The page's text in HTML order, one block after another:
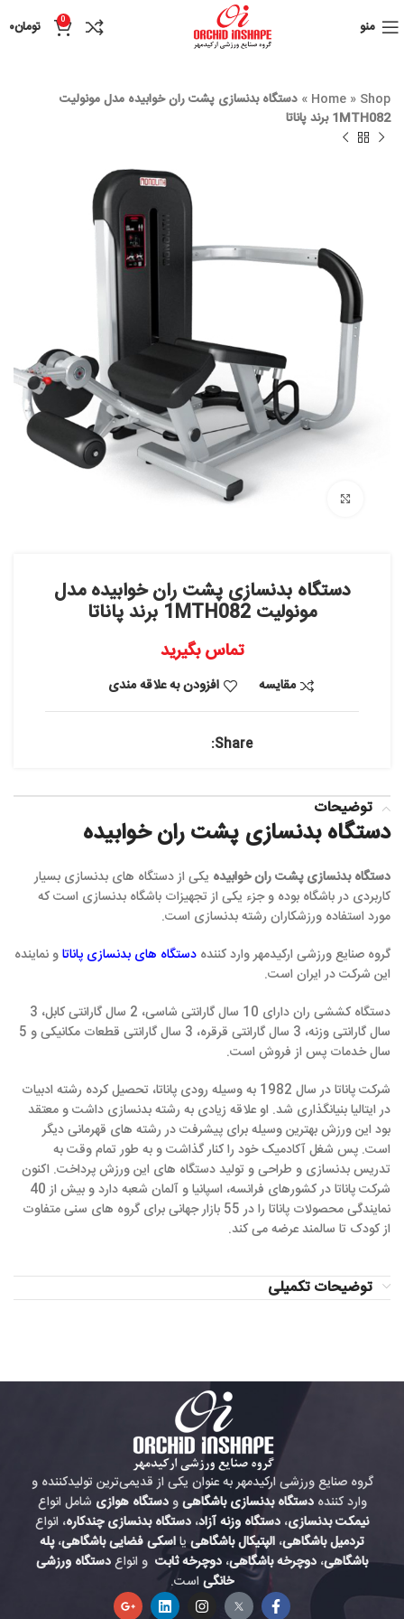
منو 0 تومان۰
Home » Shop
» دستگاه بدنسازی پشت ران خوابیده مدل مونولیت
1MTH082 برند پاناتا
بزرگنمایی تصویر
دستگاه بدنسازی پشت ران خوابیده مدل
مونولیت 1MTH082 برند پاناتا
تماس بگیرید
مقایسه افزودن به علاقه مندی
Share:
توضیحات
دستگاه بدنسازی پشت ران خوابیده
دستگاه بدنسازی پشت ران خوابیده یکی از دستگاه های بدنسازی بسیار
کاربردی در باشگاه بوده و جزء یکی از تجهیزات باشگاه بدنسازی است که
مورد استفاده ورزشکاران رشته بدنسازی است.
گروه صنایع ورزشی ارکیدمهر وارد کننده دستگاه های بدنسازی پاناتاو نماینده
این شرکت در ایران است.
دستگاه کششی ران دارای 10 سال گارانتی شاسی، 2 سال گارانتی کابل، 3
سال گارانتی وزنه، 3 سال گارانتی قرقره، 3 سال گارانتی قطعات مکانیکی و 5
سال خدمات پس از فروش است.
شرکت پاناتا در سال 1982 به وسیله رودی پاناتا، تحصیل کرده رشته ادبیات
در ایتالیا بنیانگذاری شد. او علاقه زیادی به رشته بدنسازی داشت و معتقد
بود این ورزش بهترین وسیله برای پیشرفت در رشته های قهرمانی دیگر
است. پس شغل آکادمیک خود را کنار گذاشت و به طور تمام وقت به
تدریس بدنسازی و طراحی و تولید دستگاه های این ورزش پرداخت. اکنون
شرکت پاناتا در کشورهای فرانسه، اسپانیا و آلمان شعبه دارد و بیش از 40
نمایندگی محصولات پاناتا را در 55 بازار جهانی برای گروه های سنی متفاوت
از کودک تا سالمند عرضه می کند.
توضیحات تکمیلی
گروه صنایع ورزشی ارکیدمهر به عنوان یکی از قدیمی‌ترین تولیدکننده و
وارد کنندهدستگاه بدنسازی باشگاهیودستگاه هوازی شامل انواع
نیمکت بدنسازی، دستگاه وزنه آزاد، دستگاه بدنسازی چندکاره، انواع
تردمیل باشگاهی، الپتیکال باشگاهی یااسکی فضایی باشگاهی،پله
باشگاهی، دوچرخه باشگاهی، دوچرخه ثابت و انواعدستگاه ورزشی
خانگیاست.